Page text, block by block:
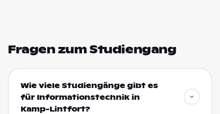
Fragen zum Studiengang
Wie viele Studiengänge gibt es
für Informationstechnik in
Kamp-Lintfort?